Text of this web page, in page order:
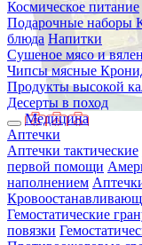
Космическое питание
Подарочные наборы
блюда Напитки
Сушеное мясо и
Чипсы мясные
Продукты высокой
Десерты в поход
Медицина
Аптечки
Аптечки тактические
первой помощи
наполнением
Гемостатические
повязки